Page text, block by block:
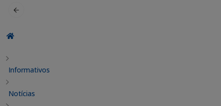
Informativos
Notícias